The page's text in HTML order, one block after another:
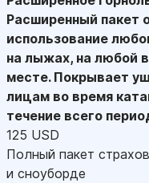
Расширенный пакет
использование
на лыжах, на любой
месте. Покрывает
лицам во время
течение всего
125 USD
Полный пакет
и сноуборде